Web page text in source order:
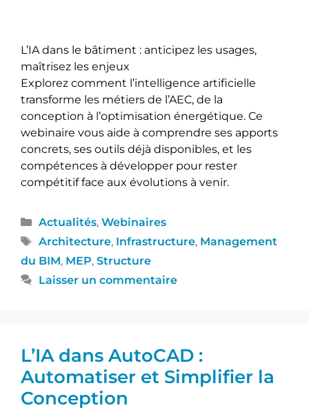
L’IA dans le bâtiment : anticipez les usages,
maîtrisez les enjeux
Explorez comment l’intelligence artificielle
transforme les métiers de l’AEC, de la
conception à l’optimisation énergétique. Ce
webinaire vous aide à comprendre ses apports
concrets, ses outils déjà disponibles, et les
compétences à développer pour rester
compétitif face aux évolutions à venir.
Actualités, Webinaires
Architecture, Infrastructure, Management
du BIM, MEP, Structure
Laisser un commentaire
L’IA dans AutoCAD :
Automatiser et Simplifier la
Conception